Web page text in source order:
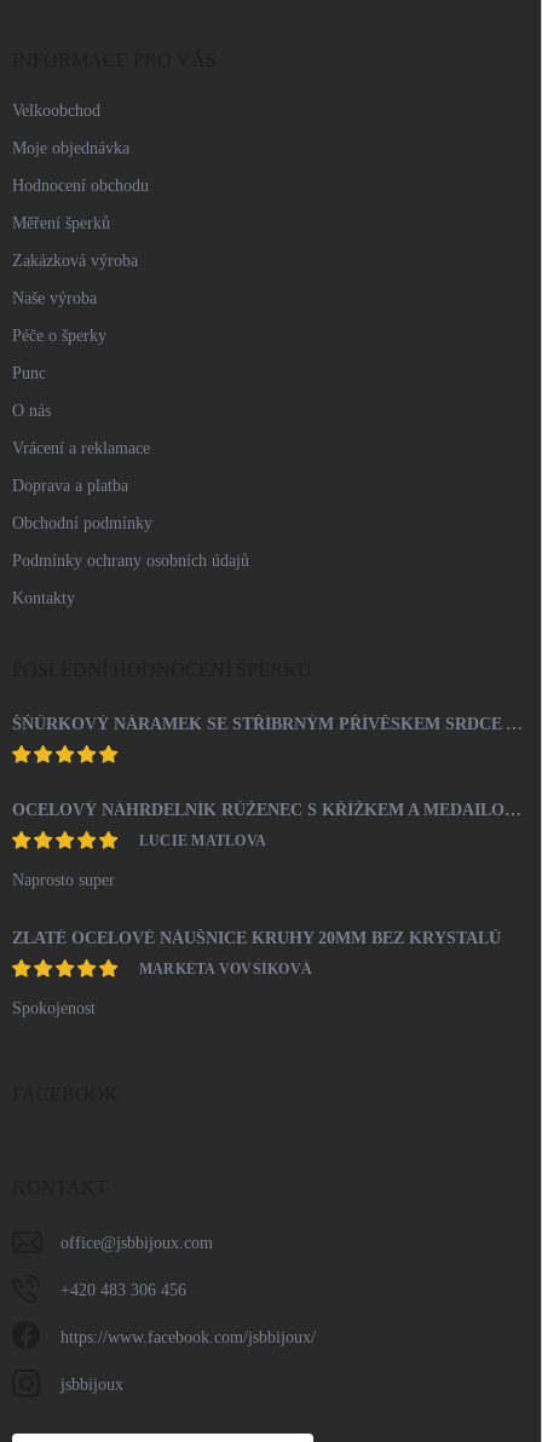
Velkoobchod
Moje objednávka
Hodnocení obchodu
Měření šperků
Zakázková výroba
Naše výroba
Péče o šperky
Punc
O nás
Vrácení a reklamace
Doprava a platba
Obchodní podmínky
Podmínky ochrany osobních údajů
Kontakty
ŠŇŮRKOVÝ NÁRAMEK SE STŘÍBRNÝM PŘÍVĚSKEM SRDCE A KRYSTALY SWAROVSKI CRYSTAL (STŘÍBRO 925/1000)
OCELOVÝ NÁHRDELNÍK RŮŽENEC S KŘÍŽKEM A MEDAILONEM
LUCIE MATLOVA
Naprosto super
ZLATÉ OCELOVÉ NÁUŠNICE KRUHY 20MM BEZ KRYSTALŮ
MARKÉTA VOVSÍKOVÁ
Spokojenost
office@jsbbijoux.com
+420 483 306 456
https://www.facebook.com/jsbbijoux/
jsbbijoux